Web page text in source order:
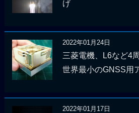
げ
2022年01月24日
三菱電機、L6など4
世界最小のGNSS用
2022年01月17日